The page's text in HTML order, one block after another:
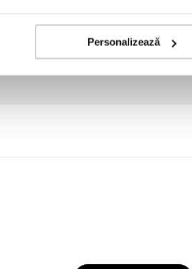
Personalizează